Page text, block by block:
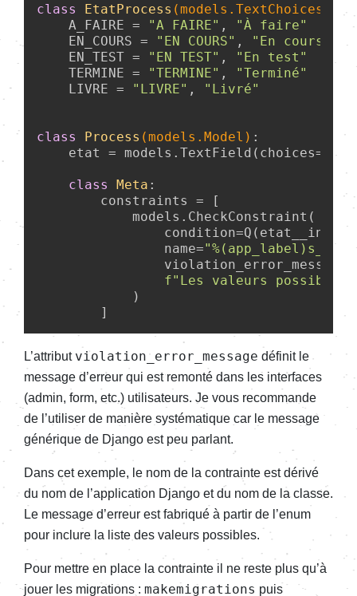
class EtatProcess (models.TextChoices)
    A_FAIRE =
"A FAIRE" ,
"À faire"
    EN_COURS =
"EN COURS" ,
"En cours
    EN_TEST =
"EN TEST" ,
"En test"
    TERMINE =
"TERMINE" ,
"Terminé"
    LIVRE =
"LIVRE" , "Livré"
class Process (models.Model) :
etat =
class Meta :
        constraints = [
            models.CheckConstraint(
                name=
                violation_error_message=
f"Les valeurs
            )
L’at­tri­but violation_error_message défi­nit le
message d’er­reur qui est remonté dans les inter­faces
(admin, form, etc.) utili­sa­teurs. Je vous recom­mande
de l’uti­li­ser de manière systé­ma­tique car le message
géné­rique de Django est peu parlant.
Dans cet exemple, le nom de la contrainte est dérivé
du nom de l’ap­pli­ca­tion Django et du nom de la classe.
Le message d’er­reur est fabriqué à partir de l’enum
pour inclure la liste des valeurs possibles.
Pour mettre en place la contrainte il ne reste plus qu’à
jouer les migra­tions : makemigrations puis